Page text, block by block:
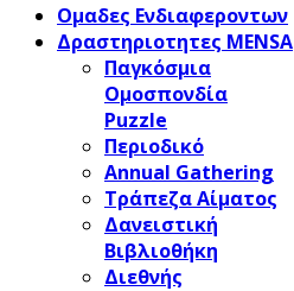
Ομαδες Ενδιαφεροντων
Δραστηριοτητες MENSA
Παγκόσμια
Ομοσπονδία
Puzzle
Περιοδικό
Annual Gathering
Τράπεζα Αίματος
Δανειστική
Βιβλιοθήκη
Διεθνής